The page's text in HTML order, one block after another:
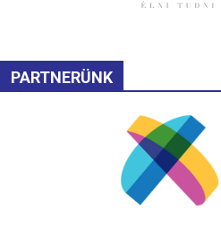
PARTNERÜNK